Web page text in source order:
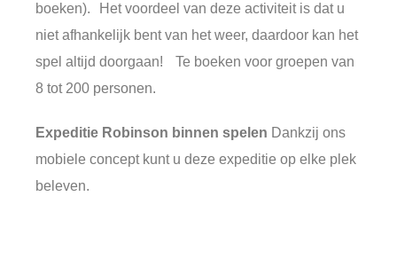
boeken). Het voordeel van deze activiteit is dat u
niet afhankelijk bent van het weer, daardoor kan het
spel altijd doorgaan! Te boeken voor groepen van
8 tot 200 personen.
Expeditie Robinson binnen spelen Dankzij ons
mobiele concept kunt u deze expeditie op elke plek
beleven.